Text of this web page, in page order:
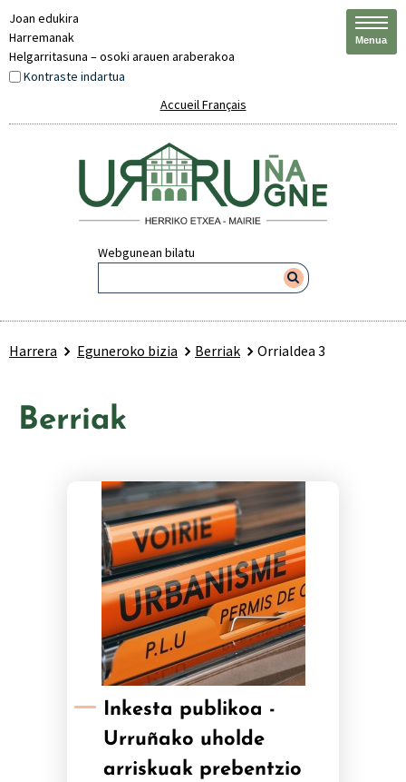
Joan edukira
Harremanak
Helgarritasuna – osoki arauen araberakoa
Kontraste indartua
Accueil Français
Webgunean bilatu
Menua
Harrera Eguneroko bizia Berriak Orrialdea 3
Berriak
Inkesta publikoa -
Urruñako uholde
arriskuak prebentzio